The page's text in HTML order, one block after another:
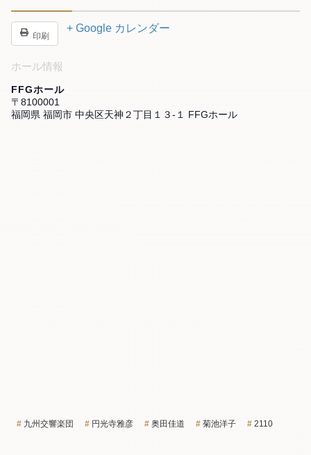
印刷
+ Google カレンダー
ホール情報
FFGホール
〒8100001
福岡県 福岡市 中央区天神２丁目１３-１ FFGホール
九州交響楽団 円光寺雅彦 奥田佳道 菊池洋子 2110